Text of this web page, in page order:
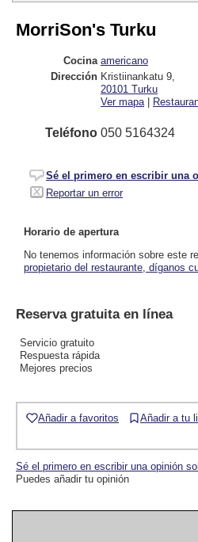
MorriSon's Turku
Cocina americano
Dirección Kristiinankatu 9
20101 Turku
Ver mapa |
Teléfono 050 5164324
Sé el primero en escribir una
Reportar un error
Horario de apertura
No tenemos información sobre este
propietario del restaurante, díganos
Reserva gratuita en línea
Servicio gratuito
Respuesta rápida
Mejores precios
Añadir a favoritos Añadir a tu
Sé el primero en escribir una opinión
Puedes añadir tu opinión